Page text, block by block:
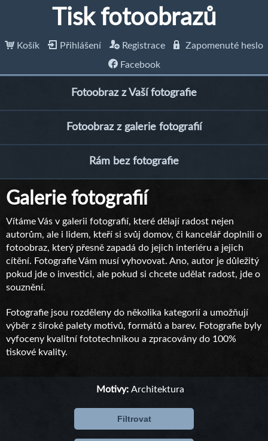
Tisk fotoobrazů
Košík Přihlášení Registrace
Zapomenuté heslo
Facebook
Fotoobraz z Vaší fotografie
Fotoobraz z galerie fotografií
Rám bez fotografie
Galerie fotografií
Vítáme Vás v galerii fotografií, které dělají radost nejen
autorům, ale i lidem, kteří si svůj domov, či kancelář doplnili o
fotoobraz, který přesně zapadá do jejich interiéru a jejich
cítění. Fotografie Vám musí vyhovovat. Ano, autor je důležitý
pokud jde o investici, ale pokud si chcete udělat radost, jde o
souznění.
Fotografie jsou rozděleny do několika kategorií a umožňují
výběr z široké palety motivů, formátů a barev. Fotografie byly
vyfoceny kvalitní fototechnikou a zpracovány do 100%
tiskové kvality.
Motivy: Architektura
Filtrovat